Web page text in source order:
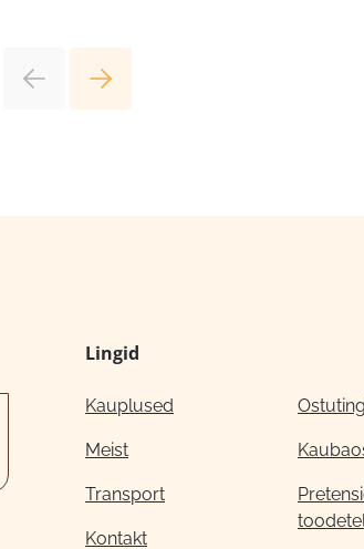
Lingid
Kauplused
Meist
Transport
Kontakt